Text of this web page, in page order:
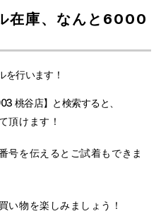
在庫、なんと6000
を行います！
桃谷店】と検索すると、
頂けます！
号を伝えるとご試着もできま
い物を楽しみましょう！